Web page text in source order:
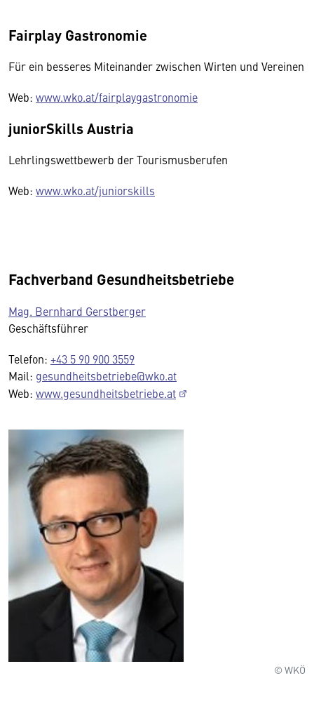
Fairplay Gastronomie
Für ein besseres Miteinander zwischen Wirten und Vereinen
Web: www.wko.at/fairplaygastronomie
juniorSkills Austria
Lehrlingswettbewerb der Tourismusberufen
Web: www.wko.at/juniorskills
Fachverband Gesundheitsbetriebe
Mag. Bernhard Gerstberger
Geschäftsführer
Telefon: +43 5 90 900 3559
Mail: gesundheitsbetriebe@wko.at
Web: www.gesundheitsbetriebe.at
© WKÖ